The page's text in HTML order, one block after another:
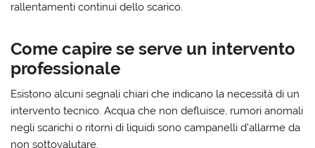
rallentamenti continui dello scarico.
Come capire se serve un intervento
professionale
Esistono alcuni segnali chiari che indicano la necessità di un
intervento tecnico.Acqua che non defluisce, rumori anomali
negli scarichi o ritorni di liquidi sono campanelli d’allarme da
non sottovalutare.